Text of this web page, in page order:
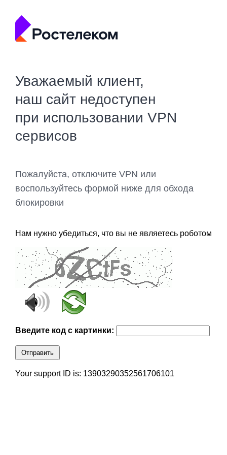
Уважаемый клиент,
наш сайт недоступен
при использовании VPN
сервисов
Пожалуйста, отключите VPN или
воспользуйтесь формой ниже для обхода
блокировки
Нам нужно убедиться, что вы не являетесь роботом
Введите код с картинки:
Отправить
Your support ID is: 13903290352561706101